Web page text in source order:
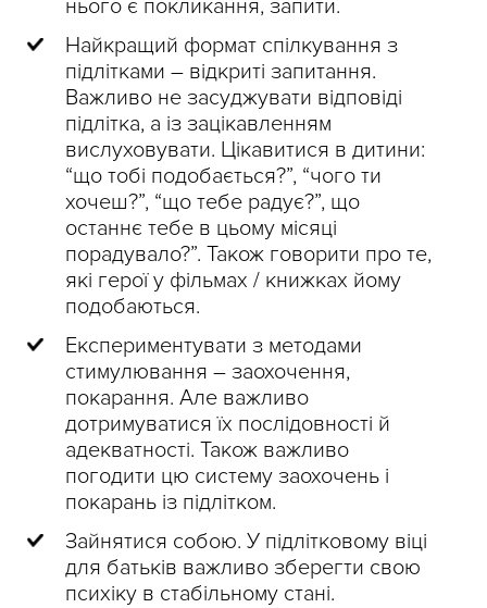
нього є покликання, запити.
Найкращий формат спілкування з
підлітками – відкриті запитання.
Важливо не засуджувати відповіді
підлітка, а із зацікавленням
вислуховувати. Цікавитися в дитини:
“що тобі подобається?”, “чого ти
хочеш?”, “що тебе радує?”, що
останнє тебе в цьому місяці
порадувало?”. Також говорити про те,
які герої у фільмах / книжках йому
подобаються.
Експериментувати з методами
стимулювання – заохочення,
покарання. Але важливо
дотримуватися їх послідовності й
адекватності. Також важливо
погодити цю систему заохочень і
покарань із підлітком.
Зайнятися собою. У підлітковому віці
для батьків важливо зберегти свою
психіку в стабільному стані.